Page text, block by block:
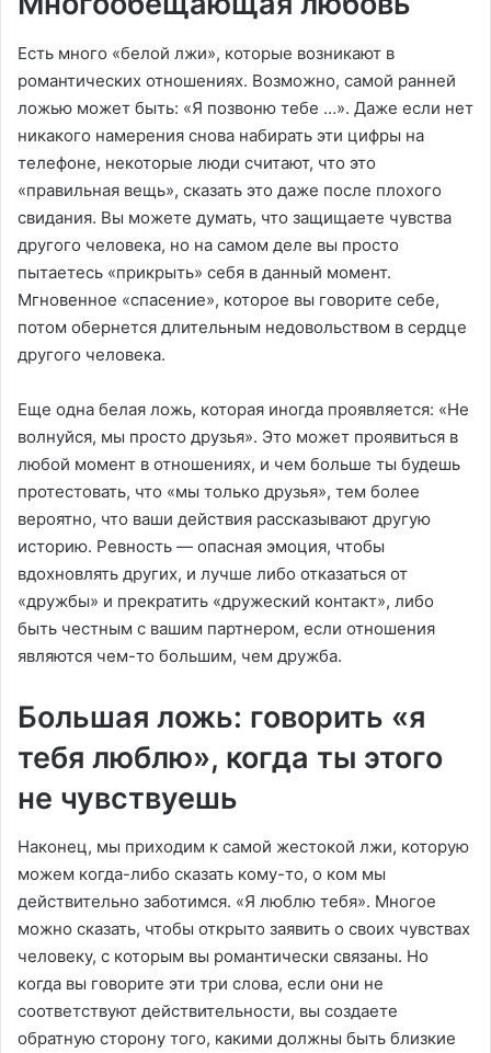
Есть много «белой лжи», которые возникают в
романтических отношениях. Возможно, самой ранней
ложью может быть: «Я позвоню тебе …». Даже если нет
никакого намерения снова набирать эти цифры на
телефоне, некоторые люди считают, что это
«правильная вещь», сказать это даже после плохого
свидания. Вы можете думать, что защищаете чувства
другого человека, но на самом деле вы просто
пытаетесь «прикрыть» себя в данный момент.
Мгновенное «спасение», которое вы говорите себе,
потом обернется длительным недовольством в сердце
другого человека.
Еще одна белая ложь, которая иногда проявляется: «Не
волнуйся, мы просто друзья». Это может проявиться в
любой момент в отношениях, и чем больше ты будешь
протестовать, что «мы только друзья», тем более
вероятно, что ваши действия рассказывают другую
историю. Ревность — опасная эмоция, чтобы
вдохновлять других, и лучше либо отказаться от
«дружбы» и прекратить «дружеский контакт», либо
быть честным с вашим партнером, если отношения
являются чем-то большим, чем дружба.
Большая ложь: говорить «я
тебя люблю», когда ты этого
не чувствуешь
Наконец, мы приходим к самой жестокой лжи, которую
можем когда-либо сказать кому-то, о ком мы
действительно заботимся. «Я люблю тебя». Многое
можно сказать, чтобы открыто заявить о своих чувствах
человеку, с которым вы романтически связаны. Но
когда вы говорите эти три слова, если они не
соответствуют действительности, вы создаете
обратную сторону того, какими должны быть близкие